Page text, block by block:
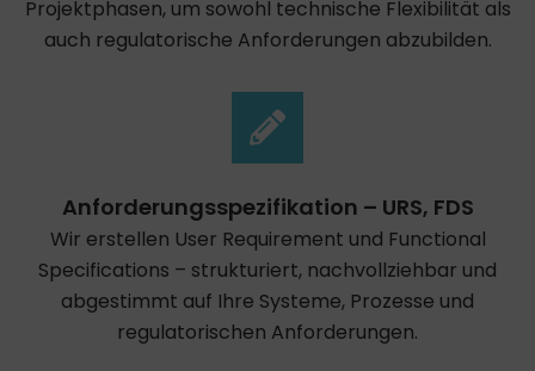
Projektphasen, um sowohl technische Flexibilität als
auch regulatorische Anforderungen abzubilden.
Anforderungsspezifikation – URS, FDS
Wir erstellen User Requirement und Functional
Specifications – strukturiert, nachvollziehbar und
abgestimmt auf Ihre Systeme, Prozesse und
regulatorischen Anforderungen.